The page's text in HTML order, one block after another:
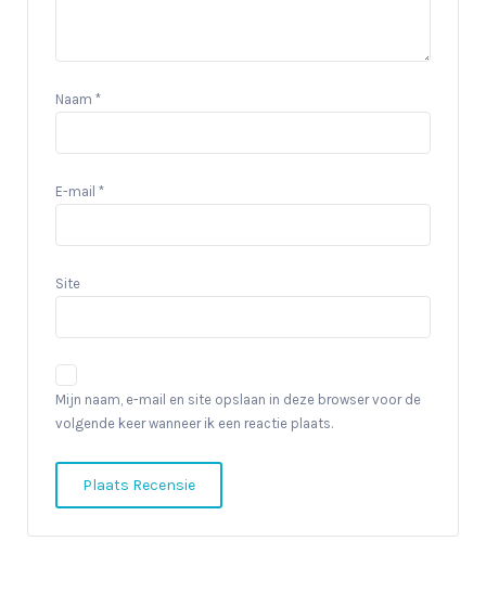
Naam *
E-mail *
Site
Mijn naam, e-mail en site opslaan in deze browser voor de
volgende keer wanneer ik een reactie plaats.